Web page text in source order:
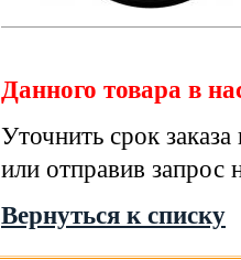
Данного товара в
Уточнить срок
или отправив запрос
Вернуться к списку